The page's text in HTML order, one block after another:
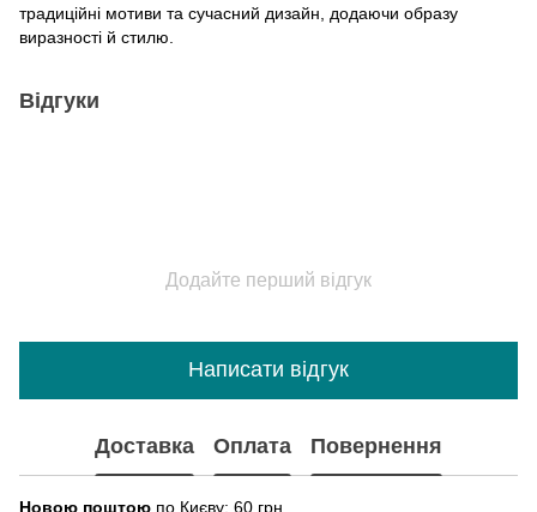
традиційні мотиви та сучасний дизайн, додаючи образу
виразності й стилю.
Відгуки
Додайте перший відгук
Написати відгук
Доставка Оплата Повернення
Новою поштою по Києву: 60 грн